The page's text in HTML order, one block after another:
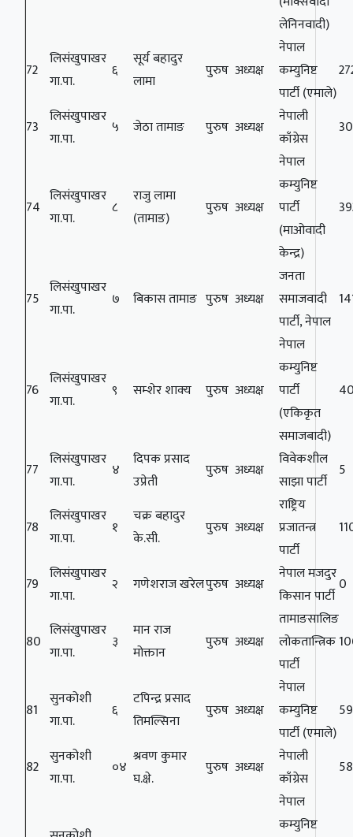
लेनिनवादी)
72
लिसंखुपाखर
गा.पा.
६
सूर्य बहादुर
लामा
पुरुष अध्यक्ष
नेपाल
कम्युनिष्ट
पार्टी (एमाले)
73
लिसंखुपाखर
गा.पा.
५ जेठा तामाङ पुरुष अध्यक्ष
नेपाली
काँग्रेस
74
लिसंखुपाखर
गा.पा.
८
राजु लामा
(तामाङ)
पुरुष अध्यक्ष
नेपाल
कम्युनिष्ट
पार्टी
(माओवादी
केन्द्र)
75
लिसंखुपाखर
गा.पा.
७ बिकास तामाङ पुरुष अध्यक्ष
जनता
समाजवादी
पार्टी, नेपाल
76
लिसंखुपाखर
गा.पा.
९ सम्‍शेर शाक्‍य पुरुष अध्यक्ष
नेपाल
कम्युनिष्ट
पार्टी
(एकिकृत
समाजबादी)
77
लिसंखुपाखर
गा.पा.
४
दिपक प्रसाद
उप्रेती
पुरुष अध्यक्ष
विवेकशील
साझा पार्टी
5
78
लिसंखुपाखर
गा.पा.
१
चक्र बहादुर
के.सी.
पुरुष अध्यक्ष
राष्ट्रिय
प्रजातन्त्र
पार्टी
79
लिसंखुपाखर
गा.पा.
२ गणेशराज खरेलपुरुष अध्यक्ष
नेपाल मजदुर
किसान पार्टी
0
80
लिसंखुपाखर
गा.पा.
३
मान राज
मोक्तान
पुरुष अध्यक्ष
तामाङसालिङ
लोकतान्त्रिक
पार्टी
81
सुनकोशी
गा.पा.
६
टपिन्द्र प्रसाद
तिमल्सिना
पुरुष अध्यक्ष
नेपाल
कम्युनिष्ट
पार्टी (एमाले)
82
सुनकोशी
गा.पा.
०४
श्रवण कुमार
घ.क्षे.
पुरुष अध्यक्ष
नेपाली
काँग्रेस
नेपाल
कम्युनिष्ट